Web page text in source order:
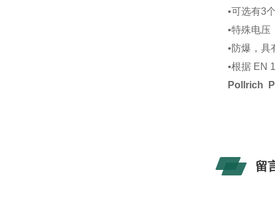
•可选有3
•特殊电压
•防爆，具
•根据 EN
Pollrich
留